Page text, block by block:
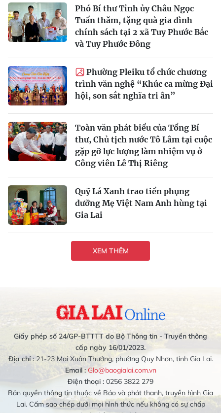
Phó Bí thư Tỉnh ủy Châu Ngọc
Tuấn thăm, tặng quà gia đình
chính sách tại 2 xã Tuy Phước Bắc
và Tuy Phước Đông
Phường Pleiku tổ chức chương
trình văn nghệ “Khúc ca mừng Đại
hội, son sắt nghĩa tri ân”
Toàn văn phát biểu của Tổng Bí
thư, Chủ tịch nước Tô Lâm tại cuộc
gặp gỡ lực lượng làm nhiệm vụ ở
Công viên Lê Thị Riêng
Quỹ Lá Xanh trao tiền phụng
dưỡng Mẹ Việt Nam Anh hùng tại
Gia Lai
XEM THÊM
Giấy phép số 24/GP-BTTTT do Bộ Thông tin - Truyền thông
cấp ngày 16/01/2023.
Địa chỉ :21-23 Mai Xuân Thưởng, phường Quy Nhơn, tỉnh Gia Lai.
Email : Glo@baogialai.com.vn
Điện thoại : 0256 3822 279
Bản quyền thông tin thuộc về Báo và phát thanh, truyền hình Gia
Lai. Cấm sao chép dưới mọi hình thức nếu không có sự chấp